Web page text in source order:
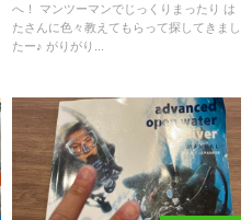
へ！ マンツーマンでじっくりまったり は
たさんに色々教えてもらって探してきまし
たー♪ がりがり...